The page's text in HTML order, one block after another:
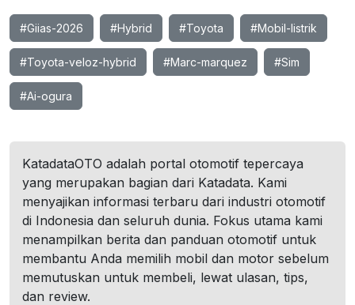
#Giias-2026 #Hybrid #Toyota #Mobil-listrik
#Toyota-veloz-hybrid #Marc-marquez #Sim
#Ai-ogura
KatadataOTO adalah portal otomotif tepercaya
yang merupakan bagian dari Katadata. Kami
menyajikan informasi terbaru dari industri otomotif
di Indonesia dan seluruh dunia. Fokus utama kami
menampilkan berita dan panduan otomotif untuk
membantu Anda memilih mobil dan motor sebelum
memutuskan untuk membeli, lewat ulasan, tips,
dan review.